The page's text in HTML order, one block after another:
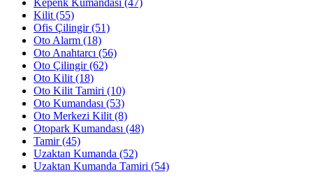
Kilit (55)
Ofis Çilingir(51)
Oto Alarm (18)
Oto Anahtarcı (56)
Oto Çilingir(62)
Oto Kilit (18)
Oto Kilit Tamiri (10)
Oto Kumandası (53)
Oto Merkezi Kilit (8)
Otopark Kumandası (48)
Tamir(45)
Uzaktan Kumanda (52)
Uzaktan Kumanda Tamiri (54)